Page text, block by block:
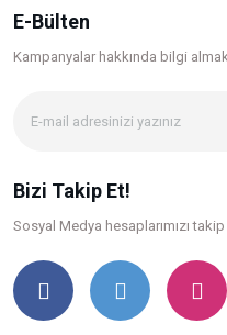
E-Bülten
Kampanyalar hakkında bilgi
Bizi Takip Et!
Sosyal Medya hesaplarımızı